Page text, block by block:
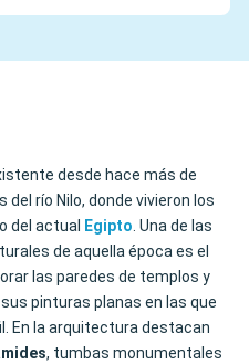
desde hace más de
río Nilo, donde vivieron los
del actual Egipto. Una de las
de aquella época es el
las paredes de templos y
pinturas planas en las que
En la arquitectura destacan
, tumbas monumentales